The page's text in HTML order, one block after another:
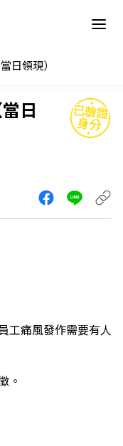
日領現）
日
工痛風發作需要有人
。